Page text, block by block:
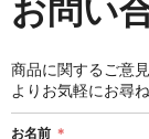
お問い
商品に関するご意
よりお気軽にお尋
お名前 ＊